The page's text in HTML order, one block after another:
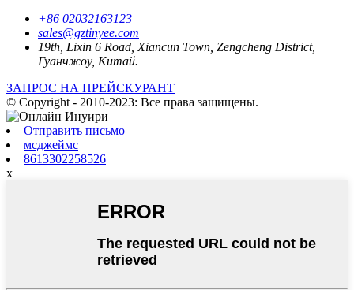
+86 02032163123
sales@gztinyee.com
19th, Lixin 6 Road, Xiancun Town, Zengcheng District,
Гуанчжоу, Китай.
ЗАПРОС НА ПРЕЙСКУРАНТ
© Copyright - 2010-2023: Все права защищены.
Отправить письмо
мсджеймс
8613302258526
x